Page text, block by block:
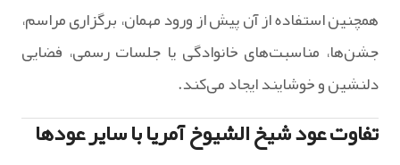
همچنین استفاده از آن پیش از ورود مهمان، برگزاری مراسم،
جشن‌ها، مناسبت‌های خانوادگی یا جلسات رسمی، فضایی
دلنشین و خوشایند ایجاد می‌کند.
تفاوت عود شیخ الشیوخ آمریا با سایر عودها